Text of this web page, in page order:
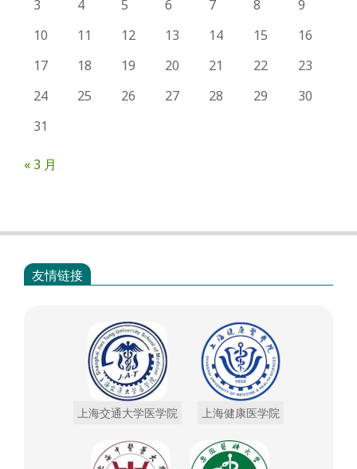
3 4 5 6 7 8
9
10
11 12 13 14 15
16
17
18 19 20 21 22
23
24
25 26 27 28 29
30
31
« 3 月
友情链接
上海交通大学医学院 上海健康医学院